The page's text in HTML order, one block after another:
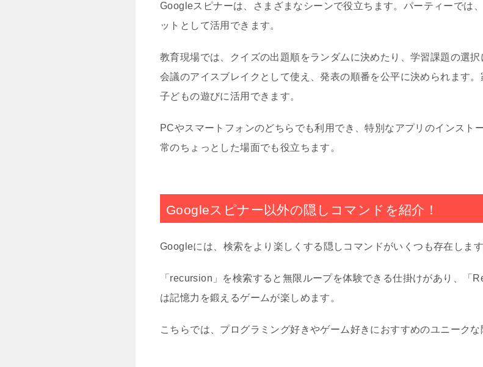
Googleスピナーは、さまざまなシーンで役立ちます。パーティーでは
ットとして活用できます。
教育現場では、クイズの出題順をランダムに決めたり、学習課題の選
会議のアイスブレイクとして使え、発表の順番を公平に決められます
子どもの遊びに活用できます。
PCやスマートフォンのどちらでも利用でき、特別なアプリのインスト
常のちょっとした場面でも役立ちます。
Googleスピナー以外の隠しコマンドを紹介！
Googleには、検索をより楽しくする隠しコマンドがいくつも存在します
「recursion」を検索すると無限ループを体験できる仕掛けがあり、「
は記憶力を鍛えるゲームが楽しめます。
こちらでは、プログラミング好きやゲーム好きにおすすめのユニークな